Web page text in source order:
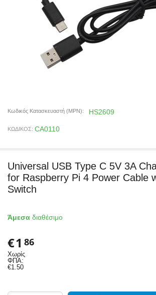
Κωδικός Κατασκευαστή (MPN): HS2609
ΚΩΔΙΚΟΣ: CA0110
Universal USB Type C 5V 3A
for Raspberry Pi 4 Power Cable
Switch
Άμεσα διαθέσιμο
€1 86
Χωρίς
ΦΠΑ:
€1.50